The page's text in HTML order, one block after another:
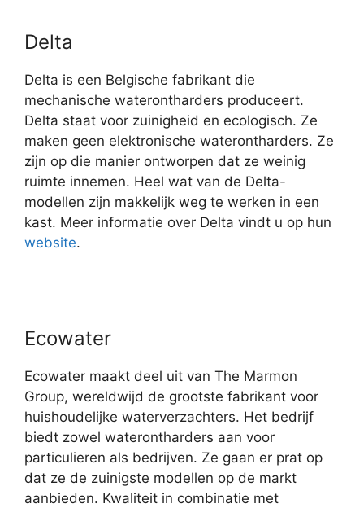
Delta
Delta is een Belgische fabrikant die
mechanische waterontharders produceert.
Delta staat voor zuinigheid en ecologisch. Ze
maken geen elektronische waterontharders. Ze
zijn op die manier ontworpen dat ze weinig
ruimte innemen. Heel wat van de Delta-
modellen zijn makkelijk weg te werken in een
kast. Meer informatie over Delta vindt u op hun
website.
Ecowater
Ecowater maakt deel uit van The Marmon
Group, wereldwijd de grootste fabrikant voor
huishoudelijke waterverzachters. Het bedrijf
biedt zowel waterontharders aan voor
particulieren als bedrijven. Ze gaan er prat op
dat ze de zuinigste modellen op de markt
aanbieden. Kwaliteit in combinatie met